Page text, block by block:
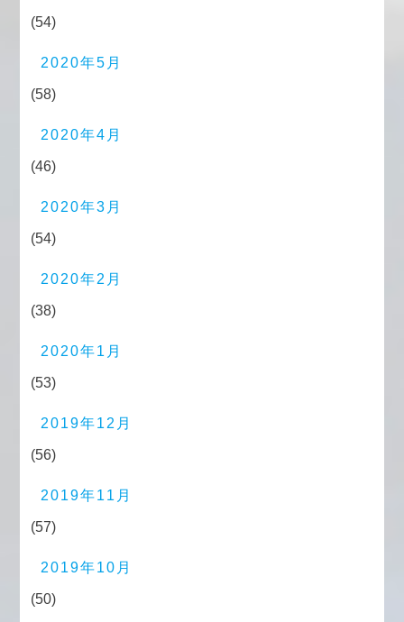
(54)
2020年5月
(58)
2020年4月
(46)
2020年3月
(54)
2020年2月
(38)
2020年1月
(53)
2019年12月
(56)
2019年11月
(57)
2019年10月
(50)